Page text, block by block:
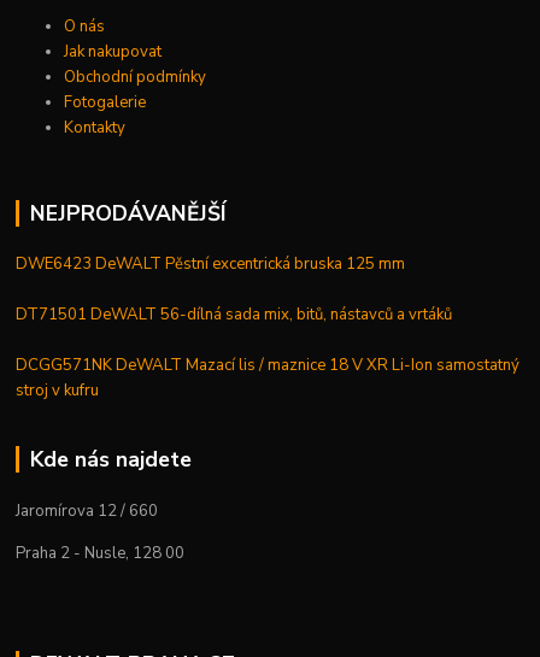
O nás
Jak nakupovat
Obchodní podmínky
Fotogalerie
Kontakty
NEJPRODÁVANĚJŠÍ
DWE6423 DeWALT Pěstní excentrická bruska 125 mm
DT71501 DeWALT 56-dílná sada mix, bitů, nástavců a vrtáků
DCGG571NK DeWALT Mazací lis / maznice 18 V XR Li-Ion samostatný
stroj v kufru
Kde nás najdete
Jaromírova 12 / 660
Praha 2 - Nusle, 128 00